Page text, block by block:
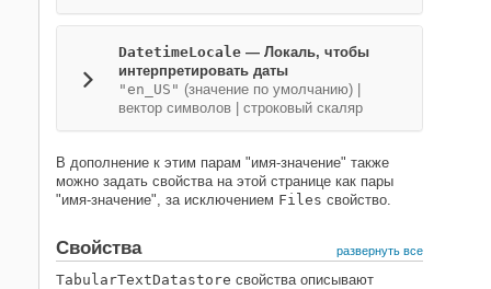
DatetimeLocale — Локаль, чтобы
интерпретировать даты
"en_US" (значение по умолчанию) |
вектор символов
строковый скаляр
В дополнение к этим парам "имя-значение" также
можно задать свойства на этой странице как пары
"имя-значение", за исключением Files свойство.
Свойства развернуть все
TabularTextDatastore свойства описывают